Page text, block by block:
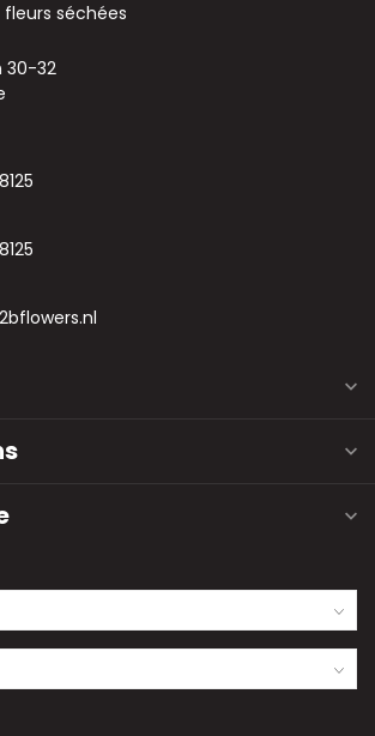
séchées
30-32